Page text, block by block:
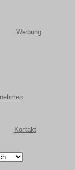
Werbung
Kontakt